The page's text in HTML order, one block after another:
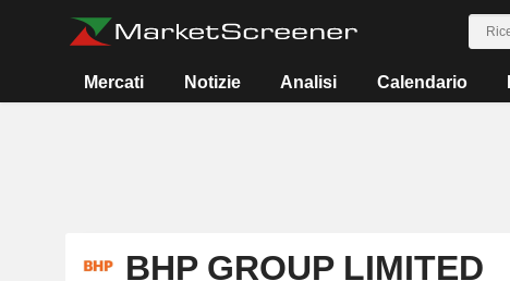
Mercati Notizie Analisi Calendario
BHP GROUP LIMITED